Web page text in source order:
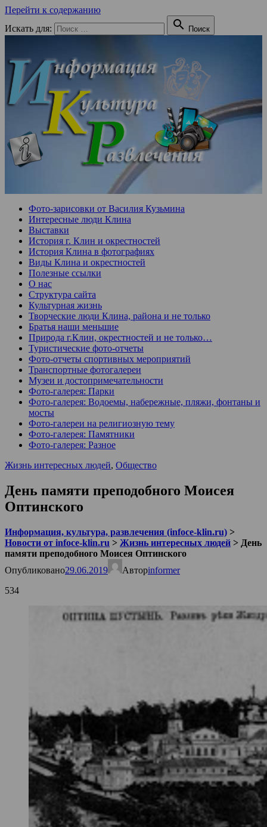
Перейти к содержанию
Искать для:
 Поиск
Фото-зарисовки от Василия Кузьмина
Интересные люди Клина
Выставки
История г. Клин и окрестностей
История Клина в фотографиях
Виды Клина и окрестностей
Полезные ссылки
О нас
Структура сайта
Культурная жизнь
Творческие люди Клина, района и не только
Братья наши меньшие
Природа г.Клин, окрестностей и не только…
Туристические фото-отчеты
Фото-отчеты спортивных мероприятий
Транспортные фотогалереи
Музеи и достопримечательности
Фото-галерея: Парки
Фото-галерея: Водоемы, набережные, пляжи, фонтаны и
мосты
Фото-галереи на религиозную тему
Фото-галерея: Памятники
Фото-галерея: Разное
Жизнь интересных людей, Общество
День памяти преподобного Моисея
Оптинского
Информация, культура, развлечения (infoce-klin.ru) >
Новости от infoce-klin.ru > Жизнь интересных людей > День
памяти преподобного Моисея Оптинского
Опубликовано29.06.2019 Авторinformer
534